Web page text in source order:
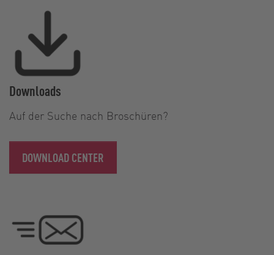
Downloads
Auf der Suche nach Broschüren?
DOWNLOAD CENTER